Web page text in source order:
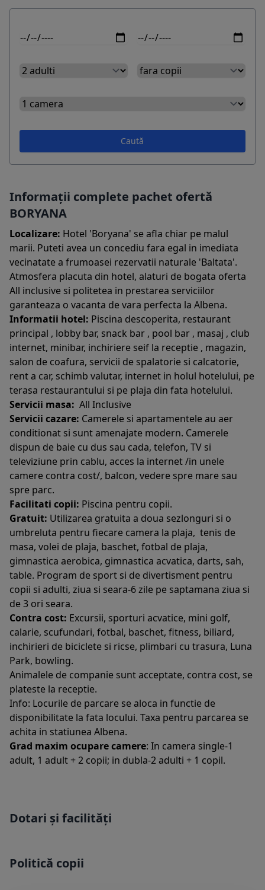
Caută
Informații complete pachet ofertă
BORYANA
Localizare: Hotel 'Boryana' se afla chiar pe malul
marii. Puteti avea un concediu fara egal in imediata
vecinatate a frumoasei rezervatii naturale 'Baltata'.
Atmosfera placuta din hotel, alaturi de bogata oferta
All inclusive si politetea in prestarea serviciilor
garanteaza o vacanta de vara perfecta la Albena.
Informatii hotel: Piscina descoperita, restaurant
principal , lobby bar, snack bar , pool bar , masaj , club
internet, minibar, inchiriere seif la receptie , magazin,
salon de coafura, servicii de spalatorie si calcatorie,
rent a car, schimb valutar, internet in holul hotelului, pe
terasa restaurantului si pe plaja din fata hotelului.
Servicii masa: All Inclusive
Servicii cazare: Camerele si apartamentele au aer
conditionat si sunt amenajate modern. Camerele
dispun de baie cu dus sau cada, telefon, TV si
televiziune prin cablu, acces la internet /in unele
camere contra cost/, balcon, vedere spre mare sau
spre parc.
Facilitati copii: Piscina pentru copii.
Gratuit: Utilizarea gratuita a doua sezlonguri si o
umbreluta pentru fiecare camera la plaja, tenis de
masa, volei de plaja, baschet, fotbal de plaja,
gimnastica aerobica, gimnastica acvatica, darts, sah,
table. Program de sport si de divertisment pentru
copii si adulti, ziua si seara-6 zile pe saptamana ziua si
de 3 ori seara.
Contra cost: Excursii, sporturi acvatice, mini golf,
calarie, scufundari, fotbal, baschet, fitness, biliard,
inchirieri de biciclete si ricse, plimbari cu trasura, Luna
Park, bowling.
Animalele de companie sunt acceptate, contra cost, se
plateste la receptie.
Info: Locurile de parcare se aloca in functie de
disponibilitate la fata locului. Taxa pentru parcarea se
achita in statiunea Albena.
Grad maxim ocupare camere: In camera single-1
adult, 1 adult + 2 copii; in dubla-2 adulti + 1 copil.
Dotari și facilități
Politică copii